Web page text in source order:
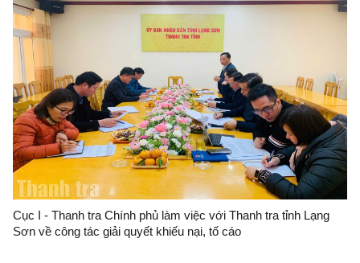
Cục I - Thanh tra Chính phủ làm việc với Thanh tra tỉnh Lạng
Sơn về công tác giải quyết khiếu nại, tố cáo